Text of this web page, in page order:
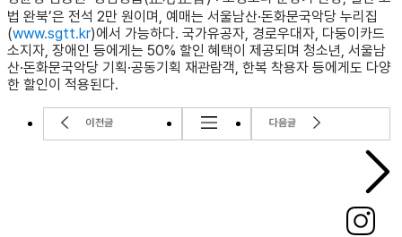
법 완북’은 전석 2만 원이며, 예매는 서울남산·돈화문국악당 누리집
(www.sgtt.kr)에서 가능하다. 국가유공자, 경로우대자, 다둥이카드
소지자, 장애인 등에게는 50% 할인 혜택이 제공되며 청소년, 서울남
산·돈화문국악당 기획·공동기획 재관람객, 한복 착용자 등에게도 다양
한 할인이 적용된다.